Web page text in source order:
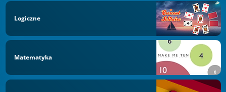
Logiczne
Matematyka